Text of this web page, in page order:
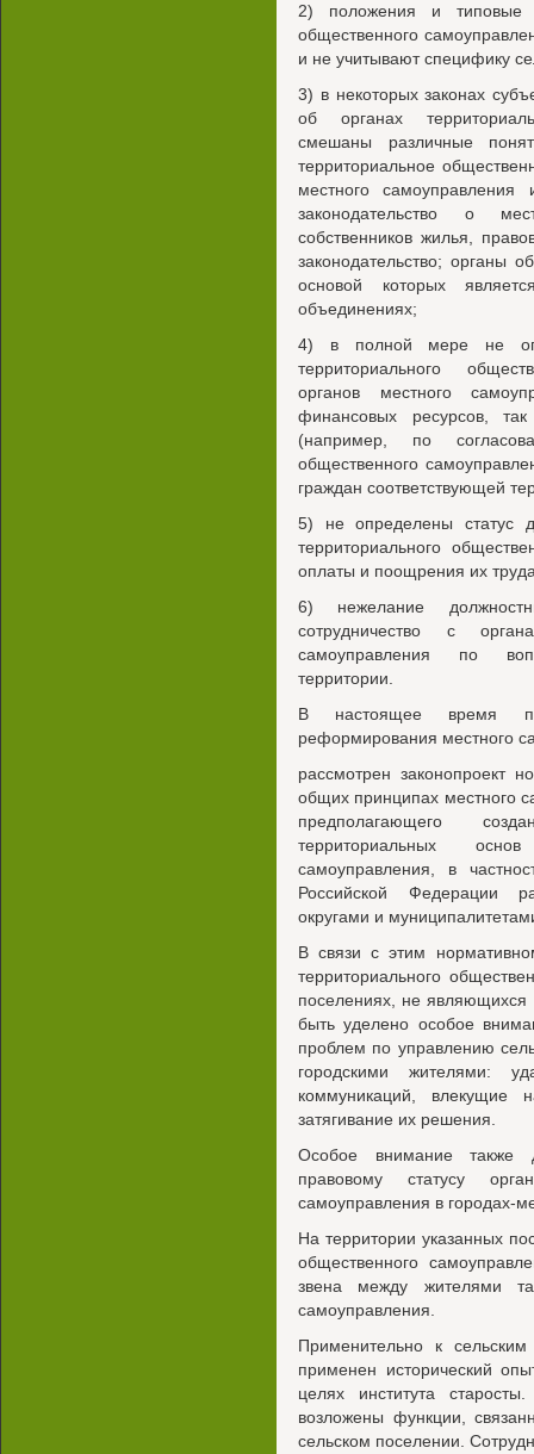
2) положения и типовые
общественного
и не учитывают специфику
3) в некоторых законах
об органах
смешаны различные
территориальное
местного самоуправления
законодательство о
собственников жилья,
законодательство; органы
основой которых
объединениях;
4) в полной мере не
территориального
органов местного
финансовых ресурсов,
(например, по
общественного
граждан соответствующей
5) не определены статус
территориального
оплаты и поощрения их
6) нежелание
сотрудничество с
самоуправления по
территории.
В настоящее время
реформирования местного
рассмотрен законопроект
общих принципах местного
предполагающего
территориальных
самоуправления, в
Российской Федерации
округами и
В связи с этим
территориального
поселениях, не
быть уделено особое
проблем по управлению
городскими жителями:
коммуникаций, влекущие
затягивание их решения.
Особое внимание также
правовому статусу
самоуправления в городах-
На территории указанных
общественного
звена между жителями
самоуправления.
Применительно к
применен исторический
целях института
возложены функции,
сельском поселении.